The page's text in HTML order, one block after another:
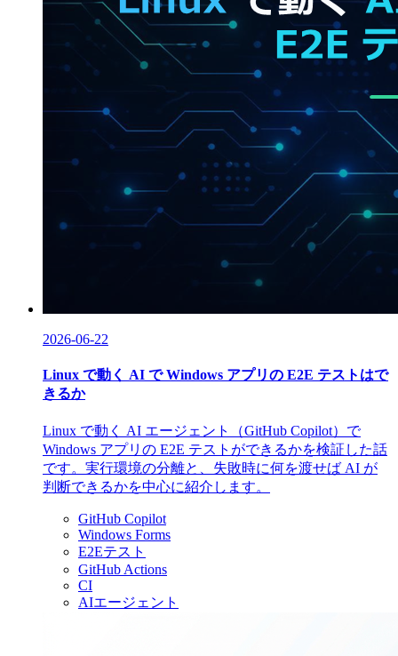
2026-06-22
Linux で動く AI で Windows アプリの E2E テストはで
きるか
Linux で動く AI エージェント（GitHub Copilot）で
Windows アプリの E2E テストができるかを検証した話
です。実行環境の分離と、失敗時に何を渡せば AI が
判断できるかを中心に紹介します。
GitHub Copilot
Windows Forms
E2Eテスト
GitHub Actions
CI
AIエージェント